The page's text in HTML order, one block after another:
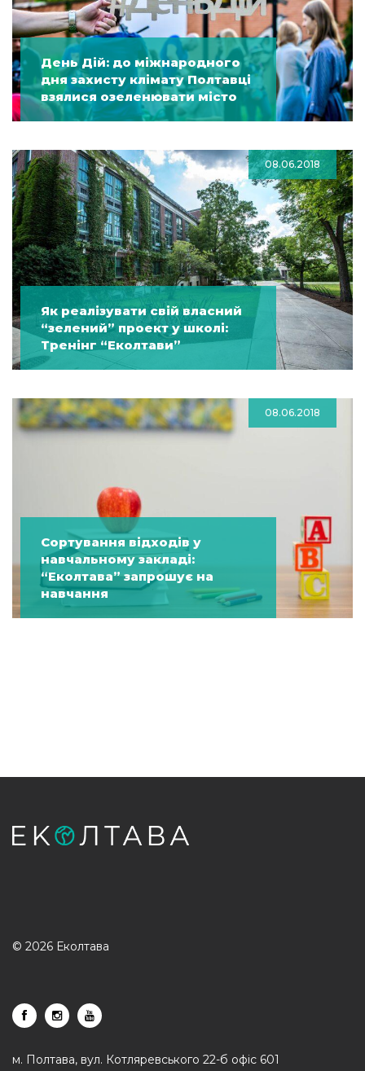
День Дій: до міжнародного
дня захисту клімату Полтавці
взялися озеленювати місто
08.06.2018
Як реалізувати свій власний
“зелений” проект у школі:
Тренінг “Еколтави”
08.06.2018
Сортування відходів у
навчальному закладі:
“Еколтава” запрошує на
навчання
© 2026 Еколтава
м. Полтава, вул. Котляревського 22-б офіс 601